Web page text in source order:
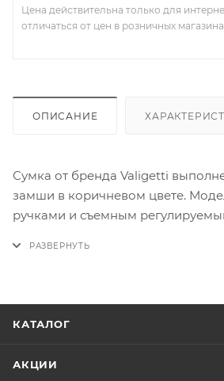
Цена действительна только для
отличаться от цен в розничных
ОПИСАНИЕ
Сумка от бренда Valigetti
замши в коричневом цвете.
ручками и съемным
КАТАЛОГ
АКЦИИ